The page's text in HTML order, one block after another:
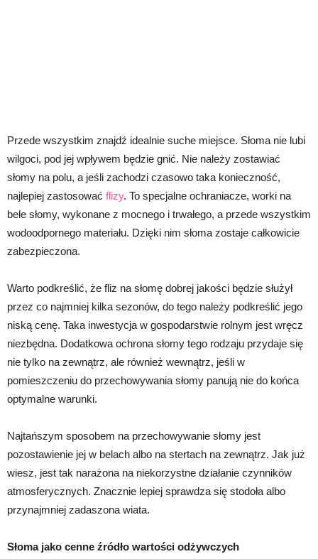
Przede wszystkim znajdź idealnie suche miejsce. Słoma nie lubi
wilgoci, pod jej wpływem będzie gnić. Nie należy zostawiać
słomy na polu, a jeśli zachodzi czasowo taka konieczność,
najlepiej zastosować flizy. To specjalne ochraniacze, worki na
bele słomy, wykonane z mocnego i trwałego, a przede wszystkim
wodoodpornego materiału. Dzięki nim słoma zostaje całkowicie
zabezpieczona.
Warto podkreślić, że fliz na słomę dobrej jakości będzie służył
przez co najmniej kilka sezonów, do tego należy podkreślić jego
niską cenę. Taka inwestycja w gospodarstwie rolnym jest wręcz
niezbędna. Dodatkowa ochrona słomy tego rodzaju przydaje się
nie tylko na zewnątrz, ale również wewnątrz, jeśli w
pomieszczeniu do przechowywania słomy panują nie do końca
optymalne warunki.
Najtańszym sposobem na przechowywanie słomy jest
pozostawienie jej w belach albo na stertach na zewnątrz. Jak już
wiesz, jest tak narażona na niekorzystne działanie czynników
atmosferycznych. Znacznie lepiej sprawdza się stodoła albo
przynajmniej zadaszona wiata.
Słoma jako cenne źródło wartości odżywczych